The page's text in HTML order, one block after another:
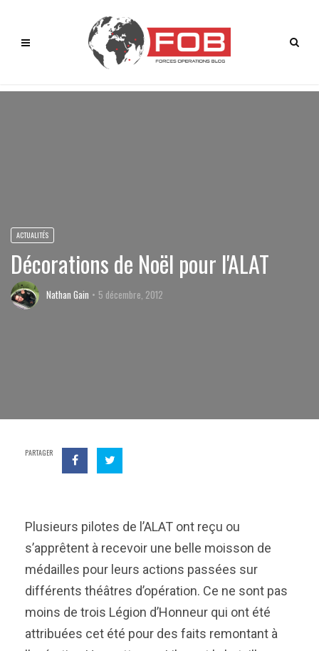
ACTUALITÉS
Décorations de Noël pour l'ALAT
Nathan Gain 5 décembre, 2012
PARTAGER
Plusieurs pilotes de l’ALAT ont reçu ou
s’apprêtent à recevoir une belle moisson de
médailles pour leurs actions passées sur
différents théâtres d’opération. Ce ne sont pas
moins de trois Légion d’Honneur qui ont été
attribuées cet été pour des faits remontant à